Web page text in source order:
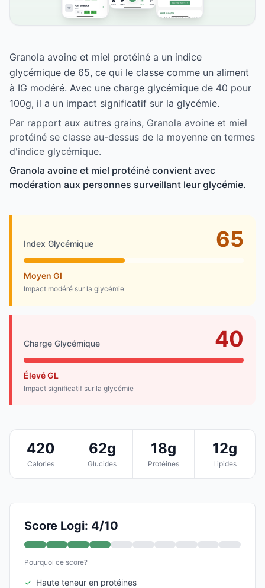
Granola avoine et miel protéiné a un indice
glycémique de 65, ce qui le classe comme un aliment
à IG modéré. Avec une charge glycémique de 40 pour
100g, il a un impact significatif sur la glycémie.
Par rapport aux autres grains, Granola avoine et miel
protéiné se classe au-dessus de la moyenne en termes
d'indice glycémique.
Granola avoine et miel protéiné convient avec
modération aux personnes surveillant leur glycémie.
Index Glycémique 65
Moyen GI
Impact modéré sur la glycémie
Charge Glycémique 40
Élevé GL
Impact significatif sur la glycémie
420
Calories
62g
Glucides
18g
Protéines
12g
Lipides
Score Logi: 4/10
Pourquoi ce score?
✓ Haute teneur en protéines